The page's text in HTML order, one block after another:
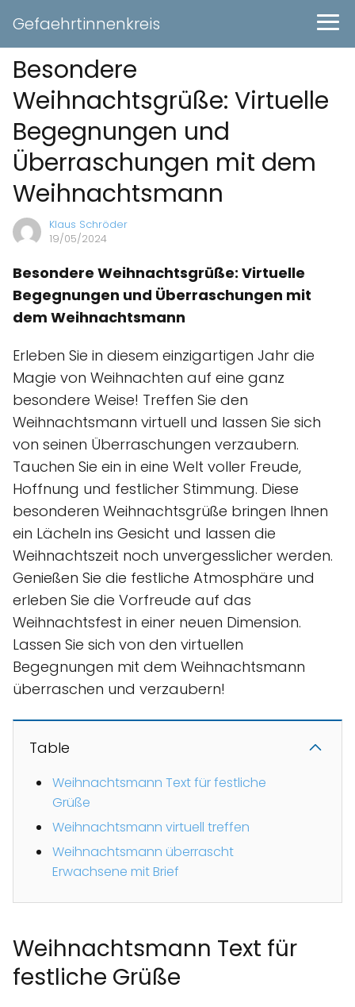
Gefaehrtinnenkreis
Besondere
Weihnachtsgrüße: Virtuelle
Begegnungen und
Überraschungen mit dem
Weihnachtsmann
Klaus Schröder
19/05/2024
Besondere Weihnachtsgrüße: Virtuelle
Begegnungen und Überraschungen mit
dem Weihnachtsmann
Erleben Sie in diesem einzigartigen Jahr die
Magie von Weihnachten auf eine ganz
besondere Weise! Treffen Sie den
Weihnachtsmann virtuell und lassen Sie sich
von seinen Überraschungen verzaubern.
Tauchen Sie ein in eine Welt voller Freude,
Hoffnung und festlicher Stimmung. Diese
besonderen Weihnachtsgrüße bringen Ihnen
ein Lächeln ins Gesicht und lassen die
Weihnachtszeit noch unvergesslicher werden.
Genießen Sie die festliche Atmosphäre und
erleben Sie die Vorfreude auf das
Weihnachtsfest in einer neuen Dimension.
Lassen Sie sich von den virtuellen
Begegnungen mit dem Weihnachtsmann
überraschen und verzaubern!
Table
Weihnachtsmann Text für festliche
Grüße
Weihnachtsmann virtuell treffen
Weihnachtsmann überrascht
Erwachsene mit Brief
Weihnachtsmann Text für
festliche Grüße